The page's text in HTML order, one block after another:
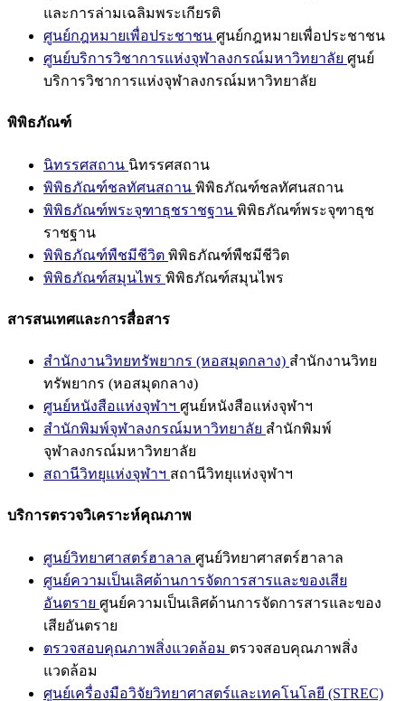
และการล่ามเฉลิมพระเกียรติ
ศูนย์กฎหมายเพื่อประชาชน ศูนย์กฎหมายเพื่อประชาชน
ศูนย์บริการวิชาการแห่งจุฬาลงกรณ์มหาวิทยาลัย ศูนย์
บริการวิชาการแห่งจุฬาลงกรณ์มหาวิทยาลัย
พิพิธภัณฑ์
นิทรรศสถาน นิทรรศสถาน
พิพิธภัณฑ์ชลทัศนสถาน พิพิธภัณฑ์ชลทัศนสถาน
พิพิธภัณฑ์พระจุฑาธุชราชฐาน พิพิธภัณฑ์พระจุฑาธุช
ราชฐาน
พิพิธภัณฑ์พืชมีชีวิต พิพิธภัณฑ์พืชมีชีวิต
พิพิธภัณฑ์สมุนไพร พิพิธภัณฑ์สมุนไพร
สารสนเทศและการสื่อสาร
สำนักงานวิทยทรัพยากร (หอสมุดกลาง) สำนักงานวิทย
ทรัพยากร (หอสมุดกลาง)
ศูนย์หนังสือแห่งจุฬาฯ ศูนย์หนังสือแห่งจุฬาฯ
สำนักพิมพ์จุฬาลงกรณ์มหาวิทยาลัย สำนักพิมพ์
จุฬาลงกรณ์มหาวิทยาลัย
สถานีวิทยุแห่งจุฬาฯ สถานีวิทยุแห่งจุฬาฯ
บริการตรวจวิเคราะห์คุณภาพ
ศูนย์วิทยาศาสตร์ฮาลาล ศูนย์วิทยาศาสตร์ฮาลาล
ศูนย์ความเป็นเลิศด้านการจัดการสารและของเสีย
อันตราย ศูนย์ความเป็นเลิศด้านการจัดการสารและของ
เสียอันตราย
ตรวจสอบคุณภาพสิ่งแวดล้อม ตรวจสอบคุณภาพสิ่ง
แวดล้อม
ศูนย์เครื่องมือวิจัยวิทยาศาสตร์และเทคโนโลยี (STREC)